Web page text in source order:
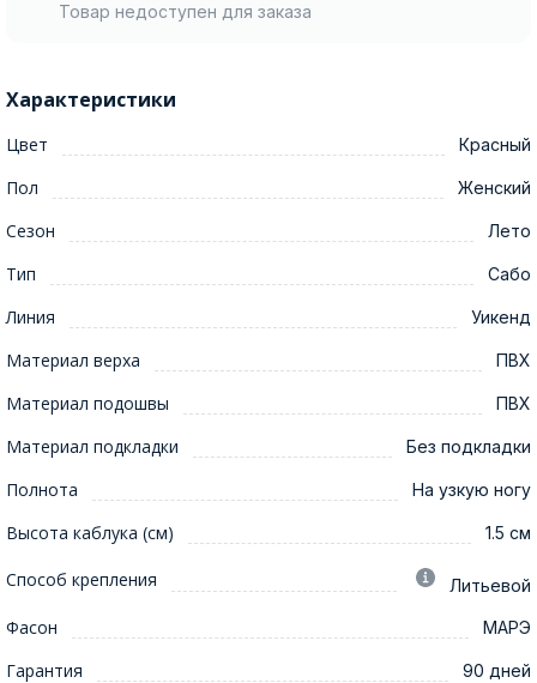
Товар недоступен для заказа
Характеристики
Цвет Красный
Пол Женский
Сезон Лето
Тип Сабо
Линия Уикенд
Материал верха ПВХ
Материал подошвы ПВХ
Материал подкладки Без подкладки
Полнота На узкую ногу
Высота каблука (см) 1.5 см
Способ крепления Литьевой
Фасон МАРЭ
Гарантия 90 дней